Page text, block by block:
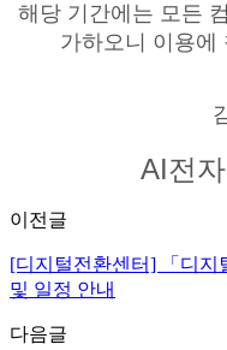
해당 기간에는 모든
가하오니 이용에
AI전
이전글
[디지털전환센터] 「디지
및 일정 안내
다음글